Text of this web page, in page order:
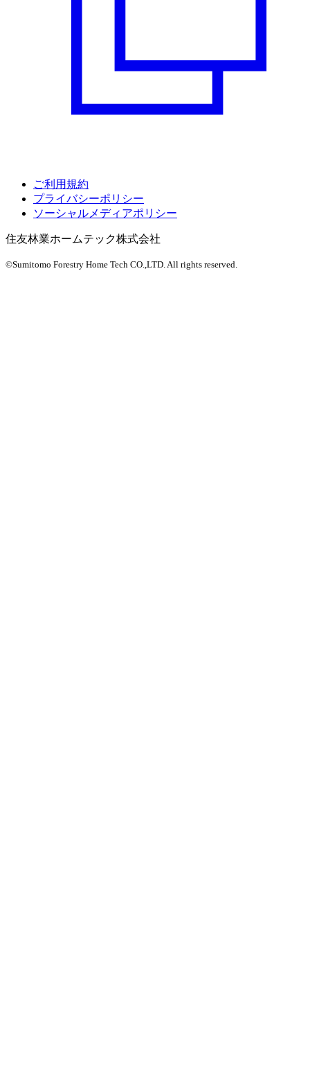
ご利用規約
プライバシーポリシー
ソーシャルメディアポリシー
住友林業ホームテック株式会社
©Sumitomo Forestry Home Tech CO.,LTD. All rights reserved.